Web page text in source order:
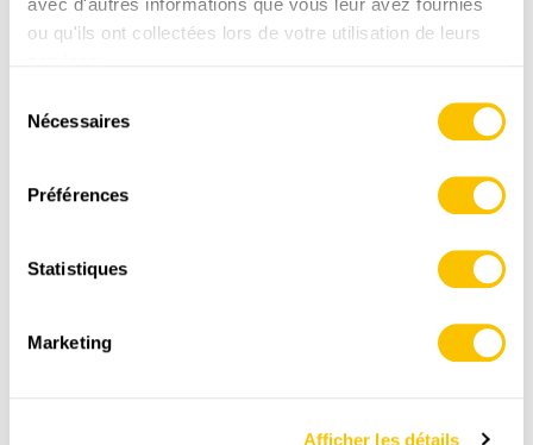
ou qu'ils ont collectées lors de votre utilisation de leurs
Nécessaires
Préférences
Statistiques
Marketing
Afficher les détails